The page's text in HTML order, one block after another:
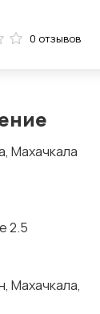
Махачкала
2.5
Махачкала,
0 отзывов